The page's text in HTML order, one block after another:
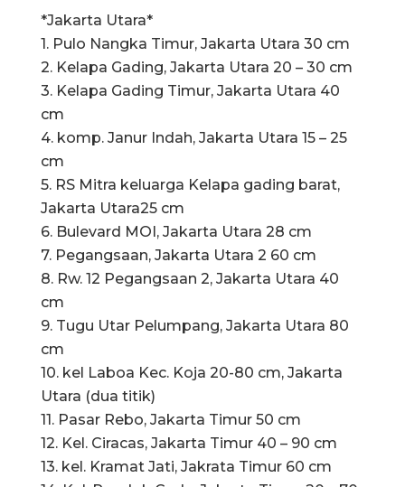
*Jakarta Utara*
1. Pulo Nangka Timur, Jakarta Utara 30 cm
2. Kelapa Gading, Jakarta Utara 20 – 30 cm
3. Kelapa Gading Timur, Jakarta Utara 40
cm
4. komp. Janur Indah, Jakarta Utara 15 – 25
cm
5. RS Mitra keluarga Kelapa gading barat,
Jakarta Utara25 cm
6. Bulevard MOI, Jakarta Utara 28 cm
7. Pegangsaan, Jakarta Utara 2 60 cm
8. Rw. 12 Pegangsaan 2, Jakarta Utara 40
cm
9. Tugu Utar Pelumpang, Jakarta Utara 80
cm
10. kel Laboa Kec. Koja 20-80 cm, Jakarta
Utara (dua titik)
11. Pasar Rebo, Jakarta Timur 50 cm
12. Kel. Ciracas, Jakarta Timur 40 – 90 cm
13. kel. Kramat Jati, Jakrata Timur 60 cm